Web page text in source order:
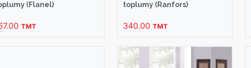
(Flanel)
TMT
toplumy (Ranfors)
340.00 TMT